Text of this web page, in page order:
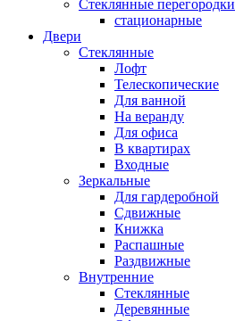
Стеклянные перегородки
стационарные
Двери
Стеклянные
Лофт
Телескопические
Для ванной
На веранду
Для офиса
В квартирах
Входные
Зеркальные
Для гардеробной
Сдвижные
Книжка
Распашные
Раздвижные
Внутренние
Стеклянные
Деревянные